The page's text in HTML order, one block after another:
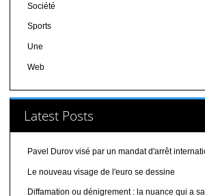
Société
Sports
Une
Web
Latest Posts
Pavel Durov visé par un mandat d'arrêt
Le nouveau visage de l'euro se dessine
Diffamation ou dénigrement : la nuance qui a